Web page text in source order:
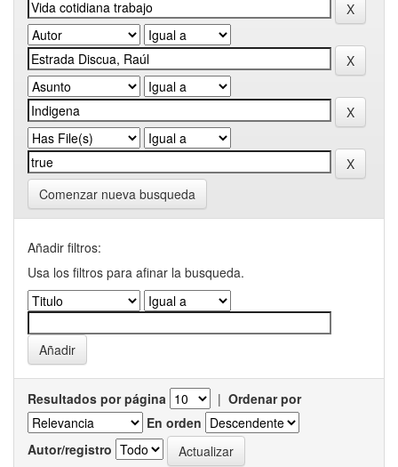
Comenzar nueva busqueda
Añadir filtros:
Usa los filtros para afinar la busqueda.
Resultados por página | Ordenar por
En orden
Autor/registro